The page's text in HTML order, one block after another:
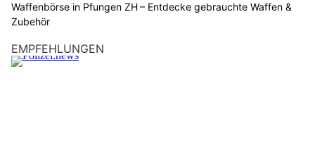
Waffenbörse in Pfungen ZH – Entdecke gebrauchte Waffen &
Zubehör
EMPFEHLUNGEN